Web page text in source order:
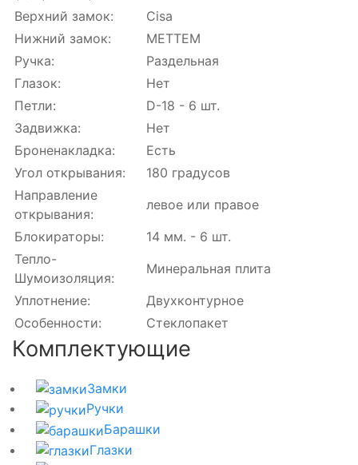
Верхний замок:
Cisa
Нижний замок:
МЕТТЕМ
Ручка:
Раздельная
Глазок:
Нет
Петли:
D-18 - 6 шт.
Задвижка:
Нет
Броненакладка:
Есть
Угол открывания:
180 градусов
Направление
открывания:
левое или правое
Блокираторы:
14 мм. - 6 шт.
Тепло-
Шумоизоляция:
Минеральная плита
Уплотнение:
Двухконтурное
Особенности:
Стеклопакет
Комплектующие
Замки
Ручки
Барашки
Глазки